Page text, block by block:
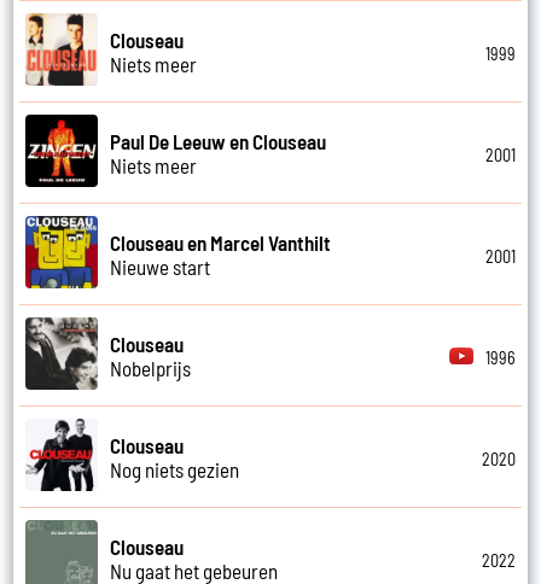
Clouseau
Niets meer
1999
Paul De Leeuw en Clouseau
Niets meer
2001
Clouseau en Marcel Vanthilt
Nieuwe start
2001
Clouseau
Nobelprijs
1996
Clouseau
Nog niets gezien
2020
Clouseau
Nu gaat het gebeuren
2022